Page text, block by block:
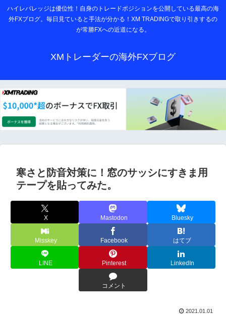
ハイレバレッジは優位性！自身のトレードポジションを公開している最高の海
外FXブログ。毎日見ていると手法が分かる！XM TRADINGで取り引きするの
が常勝FXへの近道になる。
XMトレーダーの海外FXブログ
寒さと防音対策に！窓のサッシにすきま用
テープを貼ってみた。
X Mastodon Bluesky
Misskey Facebook はてブ
LINE Pinterest LinkedIn
コメント
2021.01.01